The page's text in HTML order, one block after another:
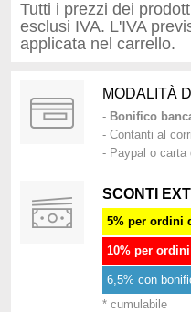
Tutti i prezzi dei
esclusi IVA. L'IVA
applicata nel carrello.
MODALITÀ
- Bonifico
- Contanti al
- Paypal o carta
SCONTI
5% per ordini
10% per ordini
6,5% con
* cumulabile